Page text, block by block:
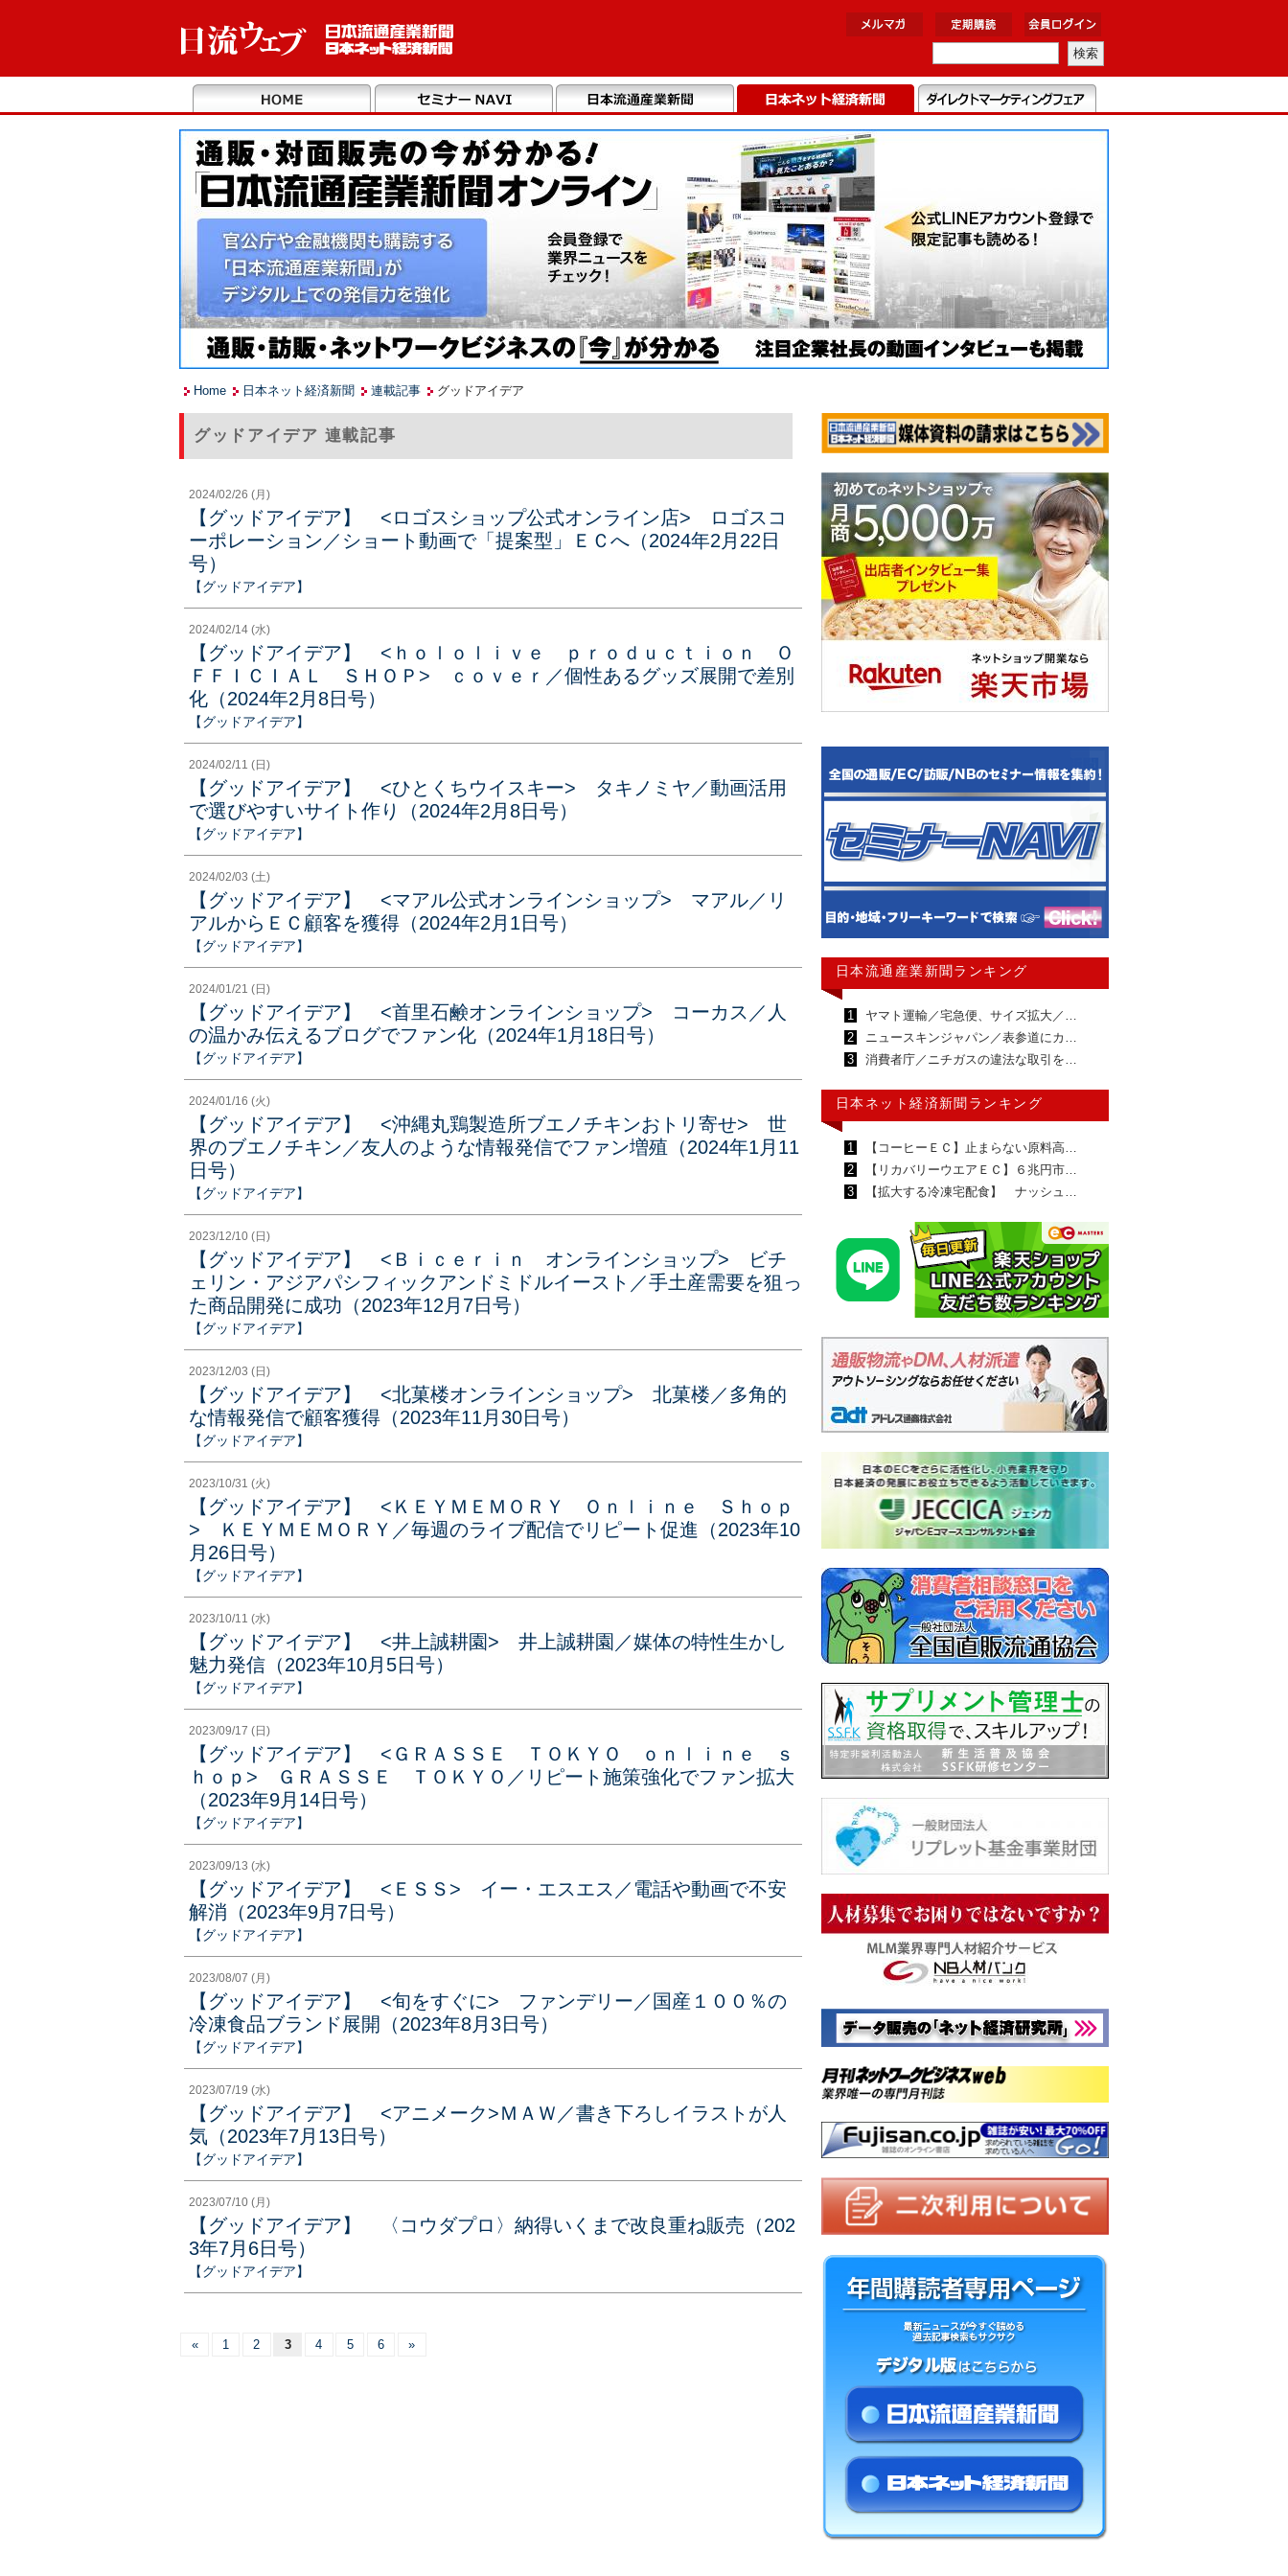
Home 日本ネット経済新聞 連載記事 グッドアイデア
グッドアイデア 連載記事
2024/02/26 (月)
【グッドアイデア】 <ロゴスショップ公式オンライン店> ロゴスコ
ーポレーション／ショート動画で「提案型」ＥＣへ（2024年2月22日
号）
【グッドアイデア】
2024/02/14 (水)
【グッドアイデア】 <ｈｏｌｏｌｉｖｅ ｐｒｏｄｕｃｔｉｏｎ Ｏ
ＦＦＩＣＩＡＬ ＳＨＯＰ> ｃｏｖｅｒ／個性あるグッズ展開で差別
化（2024年2月8日号）
【グッドアイデア】
2024/02/11 (日)
【グッドアイデア】 <ひとくちウイスキー> タキノミヤ／動画活用
で選びやすいサイト作り（2024年2月8日号）
【グッドアイデア】
2024/02/03 (土)
【グッドアイデア】 <マアル公式オンラインショップ> マアル／リ
アルからＥＣ顧客を獲得（2024年2月1日号）
【グッドアイデア】
2024/01/21 (日)
【グッドアイデア】 <首里石鹸オンラインショップ> コーカス／人
の温かみ伝えるブログでファン化（2024年1月18日号）
【グッドアイデア】
2024/01/16 (火)
【グッドアイデア】 <沖縄丸鶏製造所ブエノチキンおトリ寄せ> 世
界のブエノチキン／友人のような情報発信でファン増殖（2024年1月11
日号）
【グッドアイデア】
2023/12/10 (日)
【グッドアイデア】 <Ｂｉｃｅｒｉｎ オンラインショップ> ビチ
ェリン・アジアパシフィックアンドミドルイースト／手土産需要を狙っ
た商品開発に成功（2023年12月7日号）
【グッドアイデア】
2023/12/03 (日)
【グッドアイデア】 <北菓楼オンラインショップ> 北菓楼／多角的
な情報発信で顧客獲得（2023年11月30日号）
【グッドアイデア】
2023/10/31 (火)
【グッドアイデア】 <ＫＥＹＭＥＭＯＲＹ Ｏｎｌｉｎｅ Ｓｈｏｐ
> ＫＥＹＭＥＭＯＲＹ／毎週のライブ配信でリピート促進（2023年10
月26日号）
【グッドアイデア】
2023/10/11 (水)
【グッドアイデア】 <井上誠耕園> 井上誠耕園／媒体の特性生かし
魅力発信（2023年10月5日号）
【グッドアイデア】
2023/09/17 (日)
【グッドアイデア】 <ＧＲＡＳＳＥ ＴＯＫＹＯ ｏｎｌｉｎｅ ｓ
ｈｏｐ> ＧＲＡＳＳＥ ＴＯＫＹＯ／リピート施策強化でファン拡大
（2023年9月14日号）
【グッドアイデア】
2023/09/13 (水)
【グッドアイデア】 <ＥＳＳ> イー・エスエス／電話や動画で不安
解消（2023年9月7日号）
【グッドアイデア】
2023/08/07 (月)
【グッドアイデア】 <旬をすぐに> ファンデリー／国産１００％の
冷凍食品ブランド展開（2023年8月3日号）
【グッドアイデア】
2023/07/19 (水)
【グッドアイデア】 <アニメーク>ＭＡＷ／書き下ろしイラストが人
気（2023年7月13日号）
【グッドアイデア】
2023/07/10 (月)
【グッドアイデア】 〈コウダプロ〉納得いくまで改良重ね販売（202
3年7月6日号）
【グッドアイデア】
« 1 2 3 4 5 6 »
日本流通産業新聞ランキング
1
ヤマト運輸／宅急便、サイズ拡大／…
2
ニュースキンジャパン／表参道にカ…
3
消費者庁／ニチガスの違法な取引を…
日本ネット経済新聞ランキング
1
【コーヒーＥＣ】止まらない原料高…
2
【リカバリーウエアＥＣ】６兆円市…
3
【拡大する冷凍宅配食】 ナッシュ…